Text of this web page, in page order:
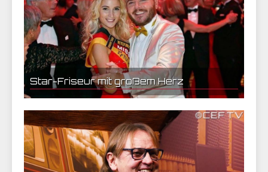
Star-Friseur mit großem Herz
07.11.2020 08:34 | CEF Nürnberg